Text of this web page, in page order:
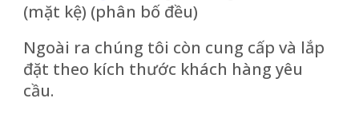
(mặt kệ) (phân bố đều)
Ngoài ra chúng tôi còn cung cấp và lắp
đặt theo kích thước khách hàng yêu
cầu.